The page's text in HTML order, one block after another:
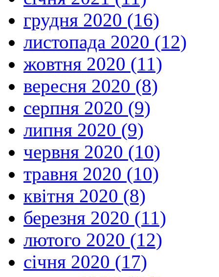
грудня 2020 (16)
листопада 2020 (12)
жовтня 2020 (11)
вересня 2020 (8)
серпня 2020 (9)
липня 2020 (9)
червня 2020 (10)
травня 2020 (10)
квітня 2020 (8)
березня 2020 (11)
лютого 2020 (12)
січня 2020 (17)